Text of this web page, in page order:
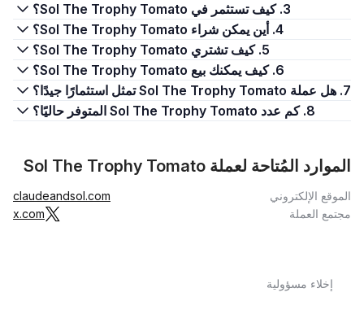
3. كيف تستثمر في Sol The Trophy Tomato؟
4. أين يمكن شراء Sol The Trophy Tomato؟
5. كيف تشتري Sol The Trophy Tomato؟
6. كيف يمكنك بيع Sol The Trophy Tomato؟
7. هل عملة Sol The Trophy Tomato تمثل استثمارًا جيدًا؟
8. كم عدد Sol The Trophy Tomato المتوفر حاليًا؟
الموارد المُتاحة لعملة Sol The Trophy Tomato
الموقع الإلكتروني
claudeandsol.com
مجتمع العملة
x.com
إخلاء مسؤولية